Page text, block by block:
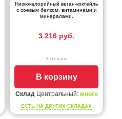
Низкокалорийный веган-коктейль
с соевым белком, витаминами и
минералами.
3 216 руб.
3 отзыва
В корзину
Склад Центральный: много
ЕСТЬ НА ДРУГИХ СКЛАДАХ